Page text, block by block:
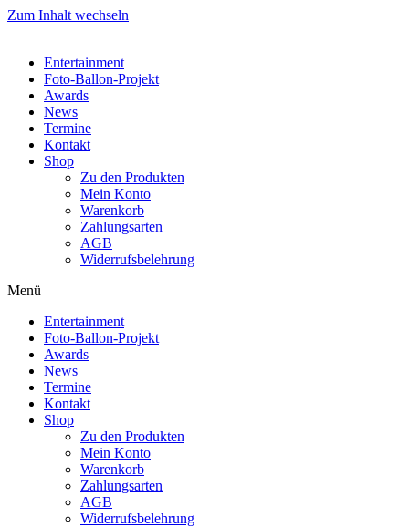
Zum Inhalt wechseln
Entertainment
Foto-Ballon-Projekt
Awards
News
Termine
Kontakt
Shop
Zu den Produkten
Mein Konto
Warenkorb
Zahlungsarten
AGB
Widerrufsbelehrung
Menü
Entertainment
Foto-Ballon-Projekt
Awards
News
Termine
Kontakt
Shop
Zu den Produkten
Mein Konto
Warenkorb
Zahlungsarten
AGB
Widerrufsbelehrung